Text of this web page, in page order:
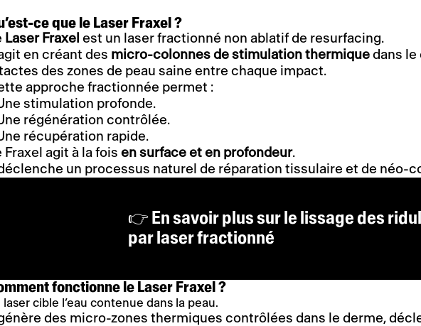
ce que le Laser Fraxel ?
Laser Fraxel est un laser fractionné non ablatif de resurfacing.
agit en créant des micro-colonnes de stimulation thermique dans le
des zones de peau saine entre chaque impact.
approche fractionnée permet :
stimulation profonde.
régénération contrôlée.
récupération rapide.
Fraxel agit à la foisen surface et en profondeur.
déclenche un processus naturel de réparation tissulaire et de néo-
👉 En savoir plus sur le lissage des
par laser fractionné
fonctionne le Laser Fraxel ?
laser cible l’eau contenue dans la peau.
génère des micro-zones thermiques contrôlées dans le derme,